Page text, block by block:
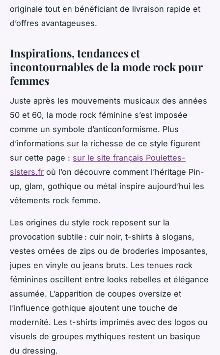
originale tout en bénéficiant de livraison rapide et
d’offres avantageuses.
Inspirations, tendances et
incontournables de la mode rock pour
femmes
Juste après les mouvements musicaux des années
50 et 60, la mode rock féminine s’est imposée
comme un symbole d’anticonformisme. Plus
d’informations sur la richesse de ce style figurent
sur cette page : sur le site français Poulettes-
sisters.fr où l’on découvre comment l’héritage Pin-
up, glam, gothique ou métal inspire aujourd’hui les
vêtements rock femme.
Les origines du style rock reposent sur la
provocation subtile : cuir noir, t-shirts à slogans,
vestes ornées de zips ou de broderies imposantes,
jupes en vinyle ou jeans bruts. Les tenues rock
féminines oscillent entre looks rebelles et élégance
assumée. L’apparition de coupes oversize et
l’influence gothique ajoutent une touche de
modernité. Les t-shirts imprimés avec des logos ou
visuels de groupes mythiques restent un basique
du dressing.